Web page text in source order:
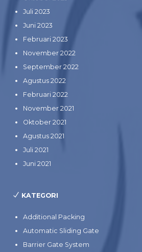
Juli 2023
Juni 2023
Februari 2023
November 2022
September 2022
Agustus 2022
Februari 2022
November 2021
Oktober 2021
Agustus 2021
Juli 2021
Juni 2021
KATEGORI
Additional Packing
Automatic Sliding Gate
Barrier Gate System